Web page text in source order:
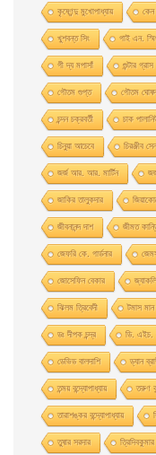
কৃষ্ণেন্দু মুখোপাধ্যায়
খুশবন্ত সিং গাই এন.
গী দ্য মপাসাঁ গুন্টার গ্রাস
গৌতম গুপ্ত গৌতম
চন্দন চক্রবর্তী চাক
চিনুয়া আচেবে চিরঞ্জীব সেন
জর্জ আর. আর. মার্টিন
জাকির তালুকদার
জীবনানন্দ দাশ জীমত
জেফরি কে. গার্ডনার
জোসেফিন বেকার
ঝিলম ত্রিবেদী টমাস মান
ডঃ দীপক চন্দ্র ডি. এইচ.
ডেভিড বালদাশি ড্যান
তন্ময় বন্দ্যোপাধ্যায় তরুণ
তারাশঙ্কর বন্দ্যোপাধ্যায়
তুষার সরদার ত্রিদিবকুমার